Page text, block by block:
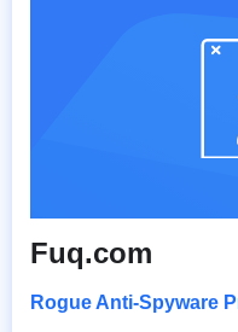
Fuq.com
Rogue Anti-Spyware